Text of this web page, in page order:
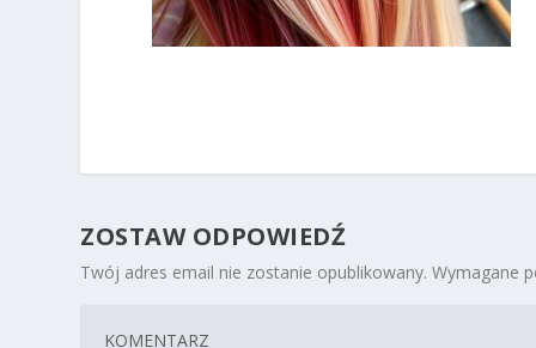
ZOSTAW ODPOWIEDŹ
Twój adres email nie zostanie opublikowany. Wymagane